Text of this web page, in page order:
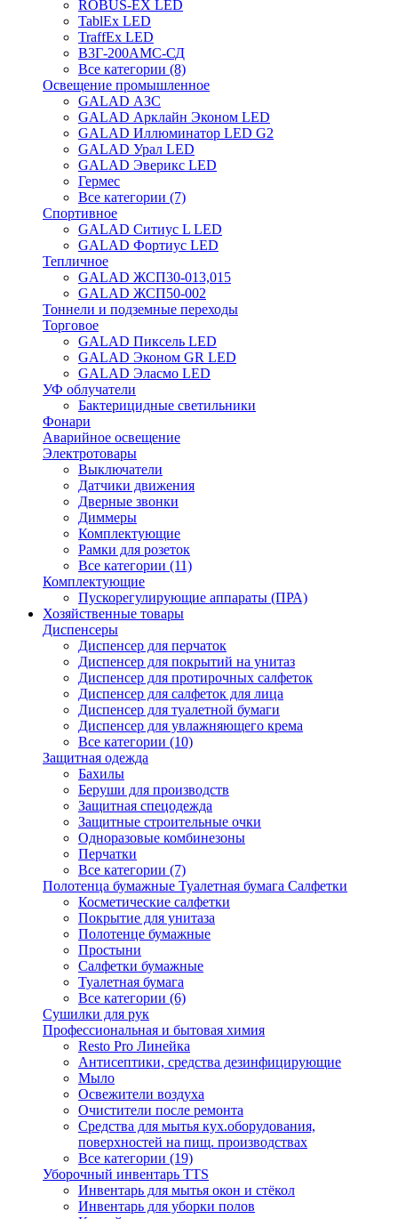
ROBUS-EX LED
TablEx LED
TraffEx LED
В3Г-200АМС-СД
Все категории (8)
Освещение промышленное
GALAD АЗС
GALAD Арклайн Эконом LED
GALAD Иллюминатор LED G2
GALAD Урал LED
GALAD Эверикс LED
Гермес
Все категории (7)
Спортивное
GALAD Ситиус L LED
GALAD Фортиус LED
Тепличное
GALAD ЖСП30-013,015
GALAD ЖСП50-002
Тоннели и подземные переходы
Торговое
GALAD Пиксель LED
GALAD Эконом GR LED
GALAD Эласмо LED
УФ облучатели
Бактерицидные светильники
Фонари
Аварийное освещение
Электротовары
Выключатели
Датчики движения
Дверные звонки
Диммеры
Комплектующие
Рамки для розеток
Все категории (11)
Комплектующие
Пускорегулирующие аппараты (ПРА)
Хозяйственные товары
Диспенсеры
Диспенсер для перчаток
Диспенсер для покрытий на унитаз
Диспенсер для протирочных салфеток
Диспенсер для салфеток для лица
Диспенсер для туалетной бумаги
Диспенсер для увлажняющего крема
Все категории (10)
Защитная одежда
Бахилы
Беруши для производств
Защитная спецодежда
Защитные строительные очки
Одноразовые комбинезоны
Перчатки
Все категории (7)
Полотенца бумажные Туалетная бумага Салфетки
Косметические салфетки
Покрытие для унитаза
Полотенце бумажные
Простыни
Салфетки бумажные
Туалетная бумага
Все категории (6)
Сушилки для рук
Профессиональная и бытовая химия
Resto Pro Линейка
Антисептики, средства дезинфицирующие
Мыло
Освежители воздуха
Очистители после ремонта
Средства для мытья кух.оборудования,
поверхностей на пищ. производствах
Все категории (19)
Уборочный инвентарь TTS
Инвентарь для мытья окон и стёкол
Инвентарь для уборки полов